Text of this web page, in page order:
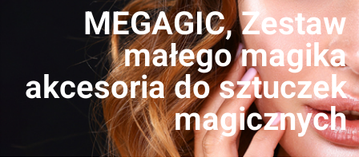
MEGAGIC, Zestaw
małego magika
akcesoria do sztuczek
magicznych